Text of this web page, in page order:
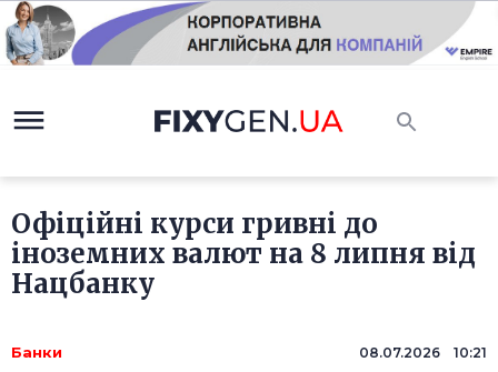
Офіційні курси гривні до
іноземних валют на 8 липня від
Нацбанку
Банки 08.07.2026 10:21